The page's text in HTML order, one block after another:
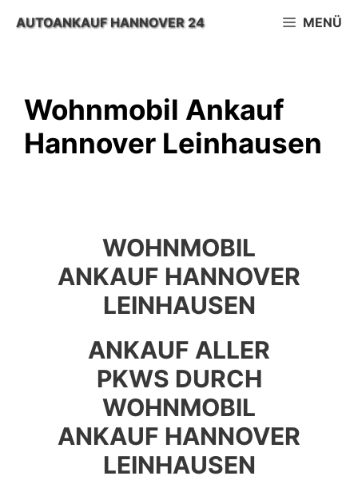
InhaltAUTOANKAUF HANNOVER 24 MENÜ
Wohnmobil Ankauf
Hannover Leinhausen
WOHNMOBIL
ANKAUF HANNOVER
LEINHAUSEN
ANKAUF ALLER
PKWS DURCH
WOHNMOBIL
ANKAUF HANNOVER
LEINHAUSEN